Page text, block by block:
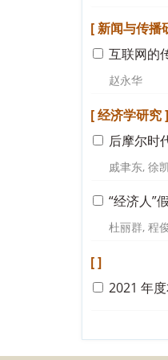
[ 新闻与传播
互联网的
赵永华
[ 经济学研究 ]
后摩尔时
戚聿东, 徐
“经济人”
杜丽群, 程
[ ]
2021 年